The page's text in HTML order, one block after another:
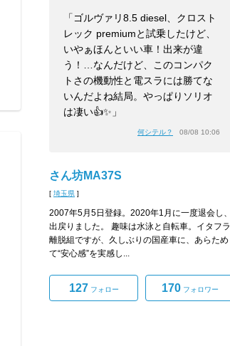
「ゴルヴァリ8.5 diesel、クロスト
レック premiumと試乗したけど、
いやぁほんといい車！出来が違
う！…なんだけど、このコンパク
トさの機動性と電スラには勝てな
いんだよね結局。やっぱりソリオ
は凄い👍✨」
何シテル？ 08/08 10:06
さん坊MA37S
[ 埼玉県 ]
2007年5月5日登録。2020年1月に一度退会し、
出戻りました。 趣味は水泳と自転車。イタフラ
離脱組ですが、久しぶりの国産車に、あらため
て“安心感”を実感し...
127 フォロー 170フォロワー